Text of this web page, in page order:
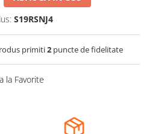
S19RSNJ4
primiti2 puncte de fidelitate
la Favorite